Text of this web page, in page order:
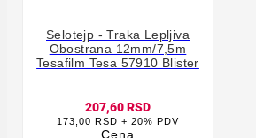
Selotejp - Traka Lepljiva
Obostrana 12mm/7,5m
Tesafilm Tesa 57910 Blister
207,60 RSD
173,00 RSD + 20% PDV
Cena